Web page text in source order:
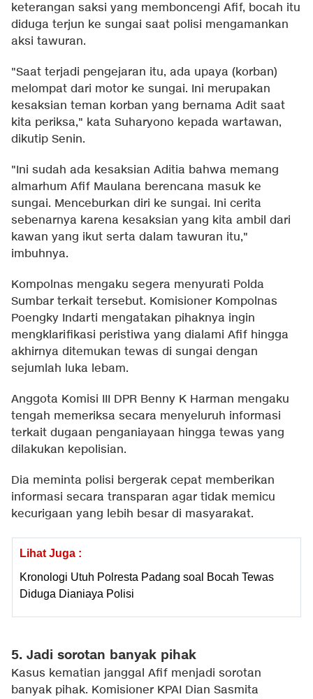
keterangan saksi yang memboncengi Afif, bocah itu
diduga terjun ke sungai saat polisi mengamankan
aksi tawuran.
"Saat terjadi pengejaran itu, ada upaya (korban)
melompat dari motor ke sungai. Ini merupakan
kesaksian teman korban yang bernama Adit saat
kita periksa," kata Suharyono kepada wartawan,
dikutip Senin.
"Ini sudah ada kesaksian Aditia bahwa memang
almarhum Afif Maulana berencana masuk ke
sungai. Menceburkan diri ke sungai. Ini cerita
sebenarnya karena kesaksian yang kita ambil dari
kawan yang ikut serta dalam tawuran itu,"
imbuhnya.
Kompolnas mengaku segera menyurati Polda
Sumbar terkait tersebut. Komisioner Kompolnas
Poengky Indarti mengatakan pihaknya ingin
mengklarifikasi peristiwa yang dialami Afif hingga
akhirnya ditemukan tewas di sungai dengan
sejumlah luka lebam.
Anggota Komisi III DPR Benny K Harman mengaku
tengah memeriksa secara menyeluruh informasi
terkait dugaan penganiayaan hingga tewas yang
dilakukan kepolisian.
Dia meminta polisi bergerak cepat memberikan
informasi secara transparan agar tidak memicu
kecurigaan yang lebih besar di masyarakat.
Lihat Juga :
Kronologi Utuh Polresta Padang soal Bocah Tewas
Diduga Dianiaya Polisi
5. Jadi sorotan banyak pihak
Kasus kematian janggal Afif menjadi sorotan
banyak pihak. Komisioner KPAI Dian Sasmita